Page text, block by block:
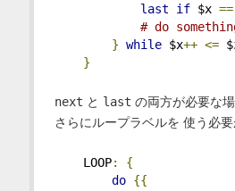
last
if $x ==
# do
} while $x++ <=
}
next と last の両方が必要な
さらにループラベルを 使う必
LOOP:
{
do {{